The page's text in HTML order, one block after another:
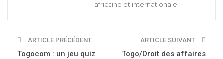
africaine et internationale.
ARTICLE PRÉCÉDENT
Togocom : un jeu quiz
ARTICLE SUIVANT
Togo/Droit des affaires